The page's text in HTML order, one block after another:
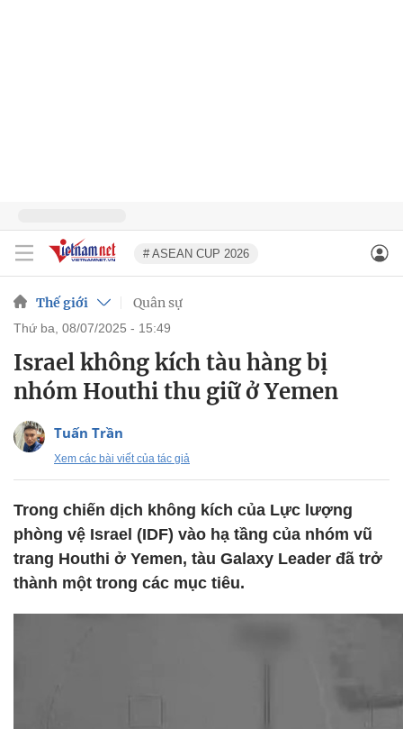
# ASEAN CUP 2026
Thế giới Quân sự
thứ ba, 08/07/2025 - 15:49
Israel không kích tàu hàng bị
nhóm Houthi thu giữ ở Yemen
Tuấn Trần
Xem các bài viết của tác giả
Trong chiến dịch không kích của Lực lượng
phòng vệ Israel (IDF) vào hạ tầng của nhóm vũ
trang Houthi ở Yemen, tàu Galaxy Leader đã trở
thành một trong các mục tiêu.